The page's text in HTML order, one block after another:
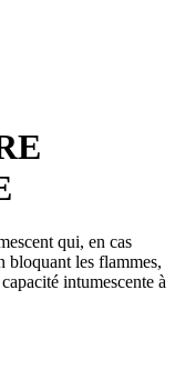
qui, en cas
bloquant les flammes,
intumescente à